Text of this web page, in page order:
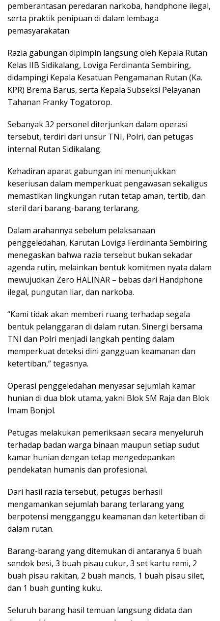
pemberantasan peredaran narkoba, handphone ilegal,
serta praktik penipuan di dalam lembaga
pemasyarakatan.
Razia gabungan dipimpin langsung oleh Kepala Rutan
Kelas IIB Sidikalang, Loviga Ferdinanta Sembiring,
didampingi Kepala Kesatuan Pengamanan Rutan (Ka.
KPR) Brema Barus, serta Kepala Subseksi Pelayanan
Tahanan Franky Togatorop.
Sebanyak 32 personel diterjunkan dalam operasi
tersebut, terdiri dari unsur TNI, Polri, dan petugas
internal Rutan Sidikalang.
Kehadiran aparat gabungan ini menunjukkan
keseriusan dalam memperkuat pengawasan sekaligus
memastikan lingkungan rutan tetap aman, tertib, dan
steril dari barang-barang terlarang.
Dalam arahannya sebelum pelaksanaan
penggeledahan, Karutan Loviga Ferdinanta Sembiring
menegaskan bahwa razia tersebut bukan sekadar
agenda rutin, melainkan bentuk komitmen nyata dalam
mewujudkan Zero HALINAR – bebas dari Handphone
ilegal, pungutan liar, dan narkoba.
“Kami tidak akan memberi ruang terhadap segala
bentuk pelanggaran di dalam rutan. Sinergi bersama
TNI dan Polri menjadi langkah penting dalam
memperkuat deteksi dini gangguan keamanan dan
ketertiban,” tegasnya.
Operasi penggeledahan menyasar sejumlah kamar
hunian di dua blok utama, yakni Blok SM Raja dan Blok
Imam Bonjol.
Petugas melakukan pemeriksaan secara menyeluruh
terhadap badan warga binaan maupun setiap sudut
kamar hunian dengan tetap mengedepankan
pendekatan humanis dan profesional.
Dari hasil razia tersebut, petugas berhasil
mengamankan sejumlah barang terlarang yang
berpotensi mengganggu keamanan dan ketertiban di
dalam rutan.
Barang-barang yang ditemukan di antaranya 6 buah
sendok besi, 3 buah pisau cukur, 3 set kartu remi, 2
buah pisau rakitan, 2 buah mancis, 1 buah pisau silet,
dan 1 buah gunting kuku.
Seluruh barang hasil temuan langsung didata dan